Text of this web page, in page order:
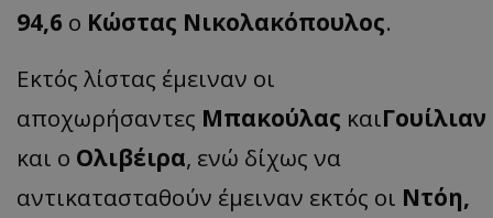
94,6 ο Κώστας Νικολακόπουλος.
Εκτός λίστας έμειναν οι
αποχωρήσαντες Μπακούλας καιΓουίλιαν
και ο Ολιβέιρα, ενώ δίχως να
αντικατασταθούν έμειναν εκτός οι Ντόη,